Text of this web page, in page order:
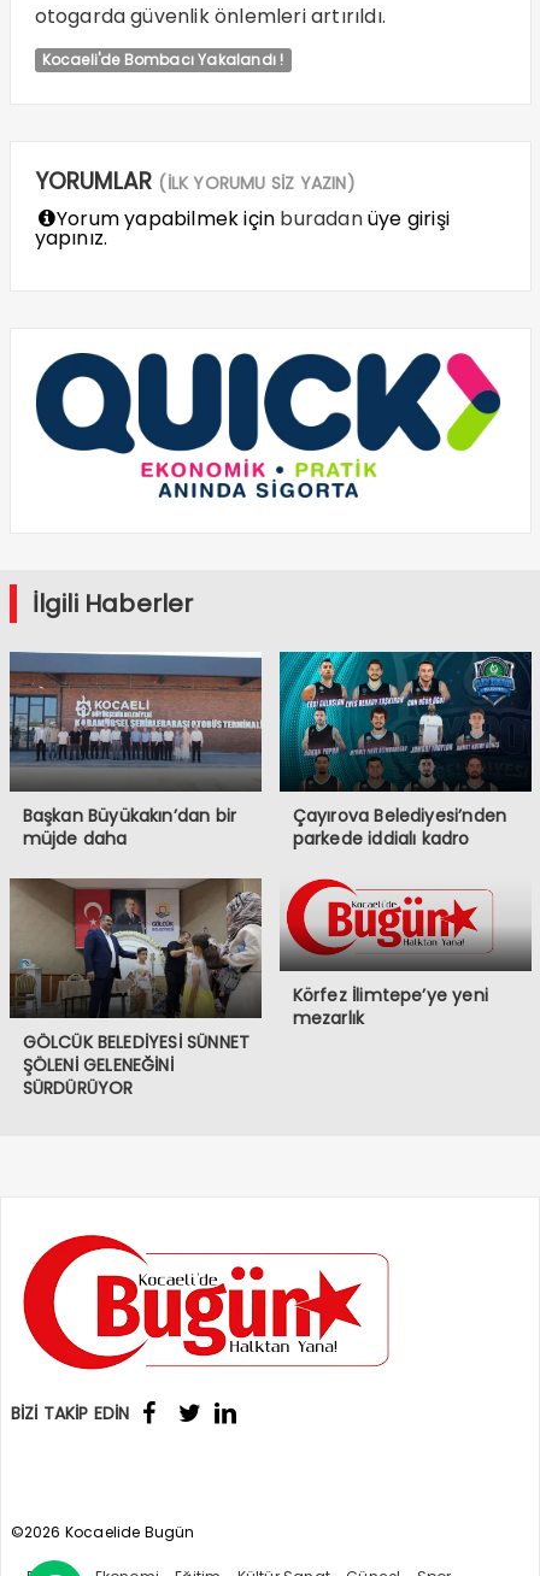
otogarda güvenlik önlemleri artırıldı.
Kocaeli'de Bombacı Yakalandı !
YORUMLAR (İLK YORUMU SİZ YAZIN)
Yorum yapabilmek için buradanüye girişi
yapınız.
İlgili Haberler
Başkan Büyükakın’dan bir
müjde daha
Çayırova Belediyesi’nden
parkede iddialı kadro
GÖLCÜK BELEDİYESİ SÜNNET
ŞÖLENİ GELENEĞİNİ
SÜRDÜRÜYOR
Körfez İlimtepe’ye yeni
mezarlık
BİZİ TAKİP EDİN
©2026 Kocaelide Bugün